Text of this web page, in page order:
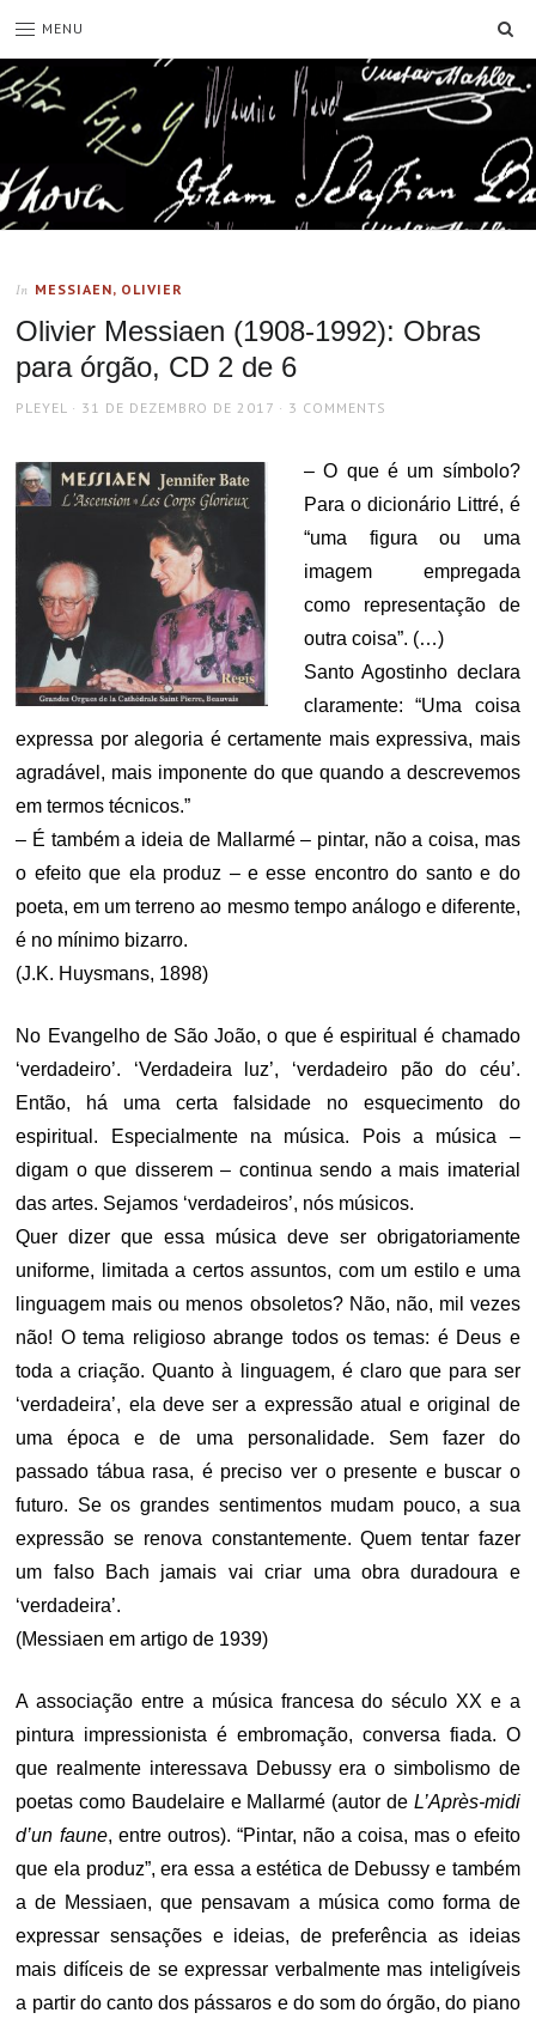
MENU
In MESSIAEN, OLIVIER
Olivier Messiaen (1908-1992): Obras
para órgão, CD 2 de 6
AUTHOR
PLEYEL
POSTED
31 DE DEZEMBRO DE 2017 3 COMMENTS
– O que é um símbolo?
Para o dicionário Littré, é
“uma figura ou uma
imagem empregada
como representação de
outra coisa”. (…)
Santo Agostinho declara
claramente: “Uma coisa
expressa por alegoria é certamente mais expressiva, mais
agradável, mais imponente do que quando a descrevemos
em termos técnicos.”
– É também a ideia de Mallarmé – pintar, não a coisa, mas
o efeito que ela produz – e esse encontro do santo e do
poeta, em um terreno ao mesmo tempo análogo e diferente,
é no mínimo bizarro.
(J.K. Huysmans, 1898)
No Evangelho de São João, o que é espiritual é chamado
‘verdadeiro’. ‘Verdadeira luz’, ‘verdadeiro pão do céu’.
Então, há uma certa falsidade no esquecimento do
espiritual. Especialmente na música. Pois a música –
digam o que disserem – continua sendo a mais imaterial
das artes. Sejamos ‘verdadeiros’, nós músicos.
Quer dizer que essa música deve ser obrigatoriamente
uniforme, limitada a certos assuntos, com um estilo e uma
linguagem mais ou menos obsoletos? Não, não, mil vezes
não! O tema religioso abrange todos os temas: é Deus e
toda a criação. Quanto à linguagem, é claro que para ser
‘verdadeira’, ela deve ser a expressão atual e original de
uma época e de uma personalidade. Sem fazer do
passado tábua rasa, é preciso ver o presente e buscar o
futuro. Se os grandes sentimentos mudam pouco, a sua
expressão se renova constantemente. Quem tentar fazer
um falso Bach jamais vai criar uma obra duradoura e
‘verdadeira’.
(Messiaen em artigo de 1939)
A associação entre a música francesa do século XX e a
pintura impressionista é embromação, conversa fiada. O
que realmente interessava Debussy era o simbolismo de
poetas como Baudelaire e Mallarmé (autor de L’Après-midi
d’un faune, entre outros). “Pintar, não a coisa, mas o efeito
que ela produz”, era essa a estética de Debussy e também
a de Messiaen, que pensavam a música como forma de
expressar sensações e ideias, de preferência as ideias
mais difíceis de se expressar verbalmente mas inteligíveis
a partir do canto dos pássaros e do som do órgão, do piano